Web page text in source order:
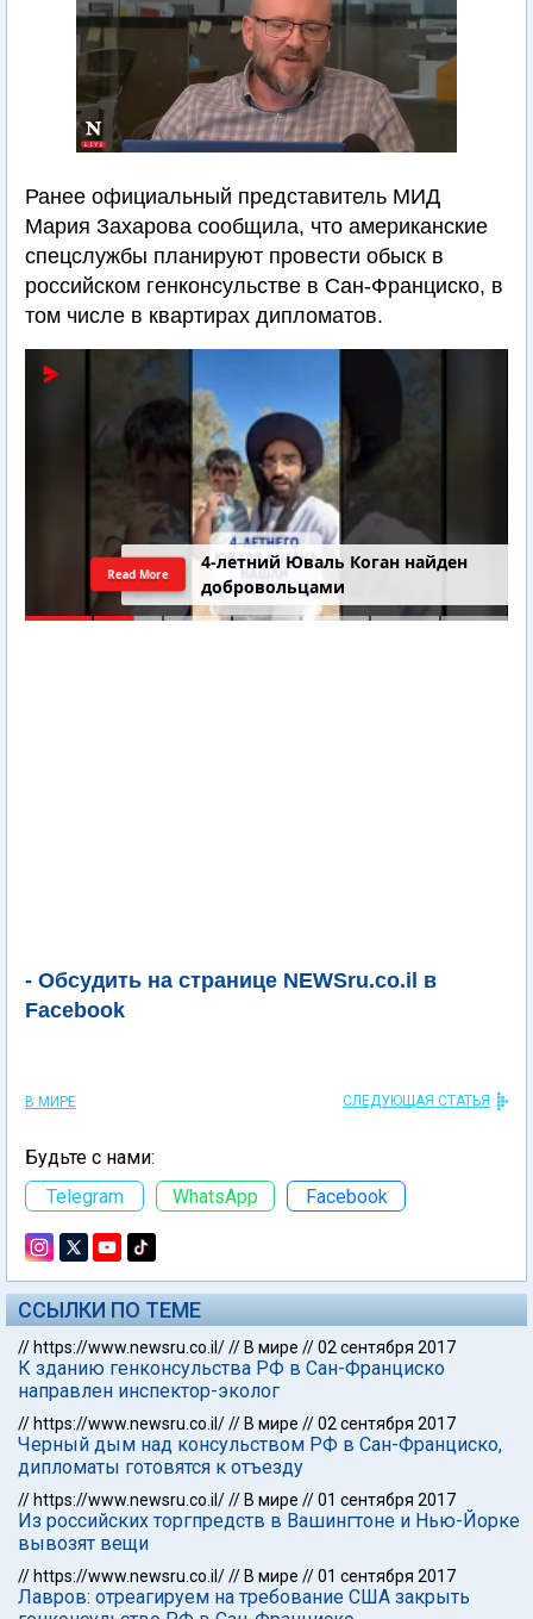
Ранее официальный представитель МИД
Мария Захарова сообщила, что американские
спецслужбы планируют провести обыск в
российском генконсульстве в Сан-Франциско, в
том числе в квартирах дипломатов.
4-летний Юваль Коган найден
добровольцами
Read More
- Обсудить на странице NEWSru.co.il в
Facebook
В МИРЕ СЛЕДУЮЩАЯ СТАТЬЯ
Будьте с нами:
Telegram
WhatsApp Facebook
ССЫЛКИ ПО ТЕМЕ
// https://www.newsru.co.il/// В мире //02 сентября 2017
К зданию генконсульства РФ в Сан-Франциско
направлен инспектор-эколог
// https://www.newsru.co.il/// В мире //02 сентября 2017
Черный дым над консульством РФ в Сан-Франциско,
дипломаты готовятся к отъезду
// https://www.newsru.co.il/// В мире //01 сентября 2017
Из российских торгпредств в Вашингтоне и Нью-Йорке
вывозят вещи
// https://www.newsru.co.il/// В мире //01 сентября 2017
Лавров: отреагируем на требование США закрыть